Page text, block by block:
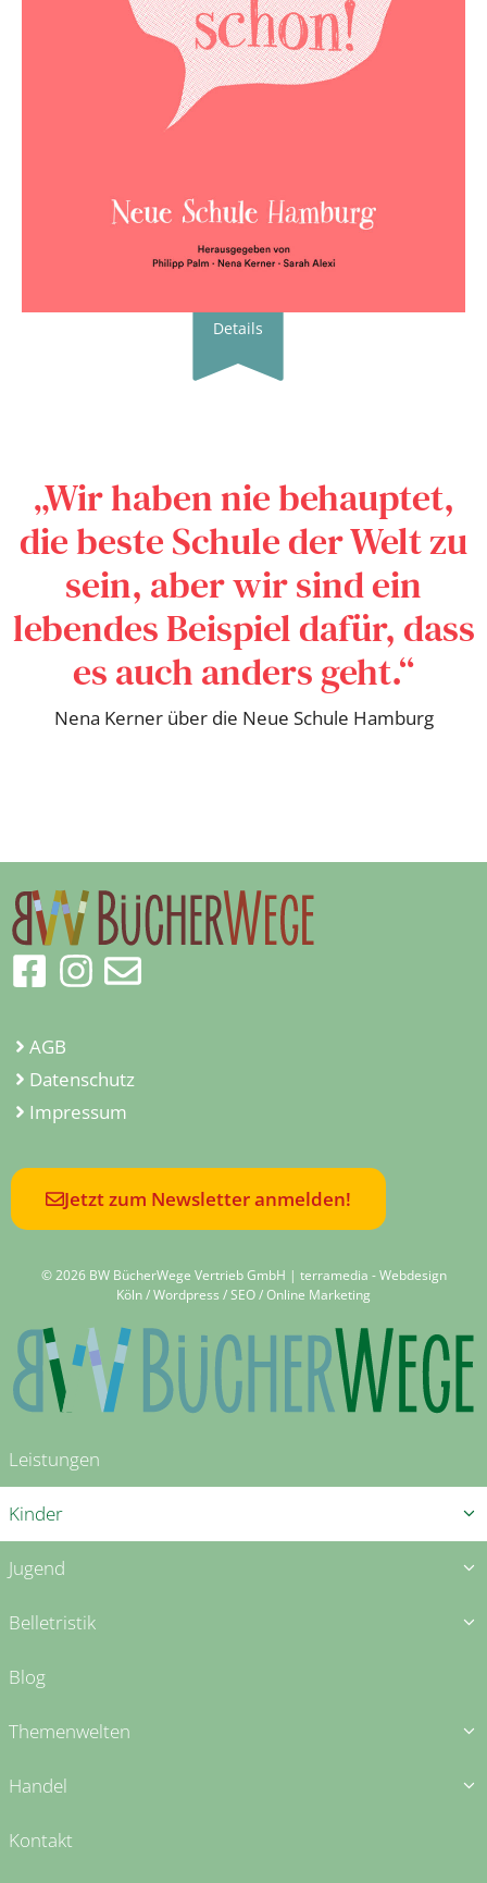
Buchautor:in:Verschiedene
Verlag:Null Punkt & Komma Verlag
Sachbuch
Typ:Gebunden
Seiten: 336
Details
„Wir haben nie behauptet,
die beste Schule der Welt zu
sein, aber wir sind ein
lebendes Beispiel dafür, dass
es auch anders geht.“
Nena Kerner über die Neue Schule Hamburg
AGB
Datenschutz
Impressum
Jetzt zum Newsletter anmelden!
© 2026 BW BücherWege Vertrieb GmbH | terramedia - Webdesign
Köln / Wordpress / SEO / Online Marketing
Leistungen
Kinder
Jugend
Belletristik
Blog
Themenwelten
Handel
Kontakt